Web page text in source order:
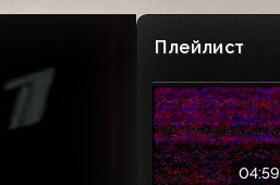
Плейлист
04:59